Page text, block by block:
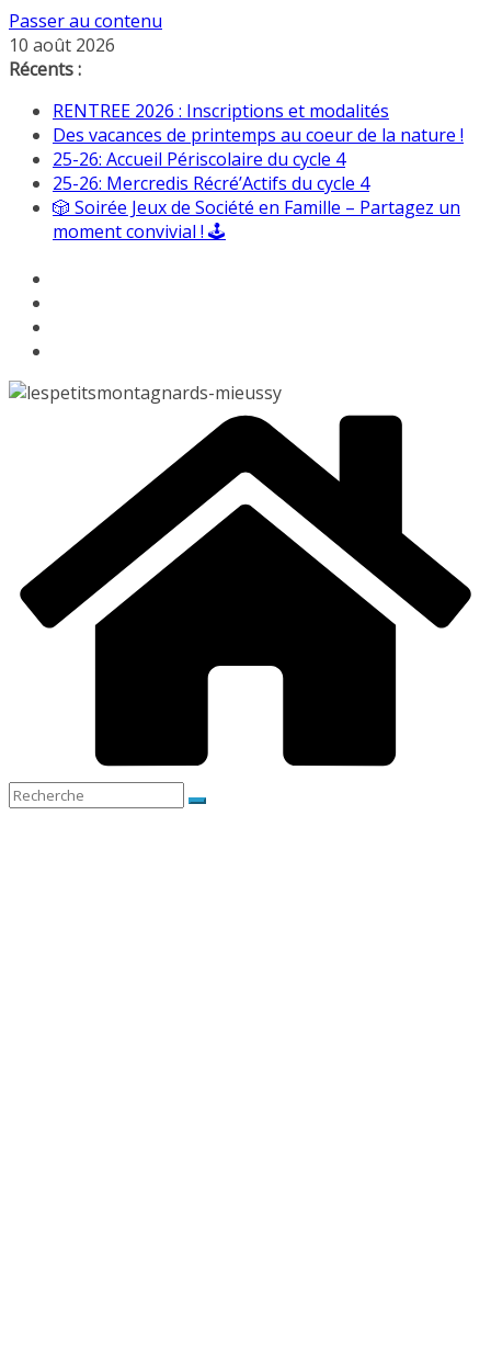
Passer au contenu
10 août 2026
Récents :
RENTREE 2026 : Inscriptions et modalités
Des vacances de printemps au coeur de la nature !
25-26: Accueil Périscolaire du cycle 4
25-26: Mercredis Récré’Actifs du cycle 4
🎲 Soirée Jeux de Société en Famille – Partagez un
moment convivial ! 🕹️